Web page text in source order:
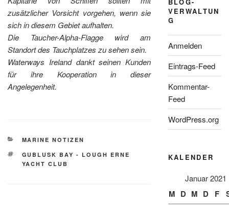
zusätzlicher Vorsicht vorgehen, wenn sie
sich in diesem Gebiet aufhalten.
Die Taucher-Alpha-Flagge wird am
Standort des Tauchplatzes zu sehen sein.
Waterways Ireland dankt seinen Kunden
für ihre Kooperation in dieser
Angelegenheit.
KATEGORIEN
MARINE NOTIZEN
SCHLAGWÖRTER
GUBLUSK BAY - LOUGH ERNE
YACHT CLUB
VERWALTUN
G
Anmelden
Eintrags-Feed
Kommentar-
Feed
WordPress.org
KALENDER
Januar 2021
M D M D F